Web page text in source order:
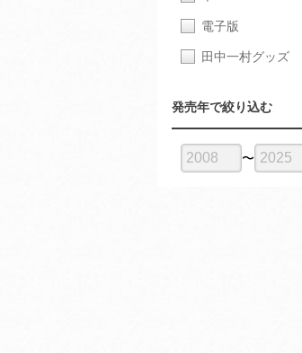
電子版
田中一村グッズ
発売年で絞り込む
〜